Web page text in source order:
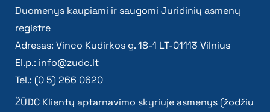
Duomenys kaupiami ir saugomi Juridinių asmenų
registre
Adresas: Vinco Kudirkos g. 18-1 LT-01113 Vilnius
El.p.: info@zudc.lt
Tel.: (0 5) 266 0620
ŽŪDC Klientų aptarnavimo skyriuje asmenys (žodžiu